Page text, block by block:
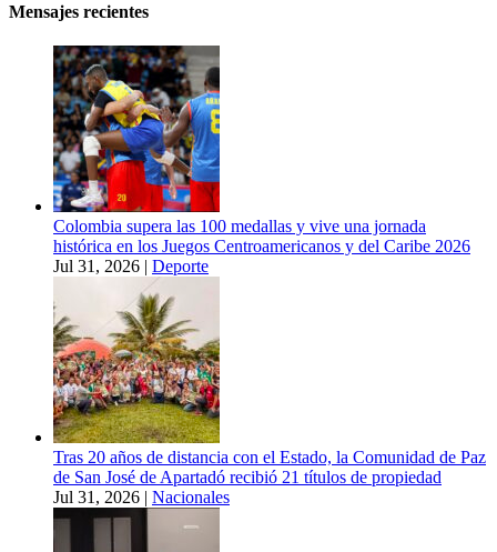
Mensajes recientes
Colombia supera las 100 medallas y vive una jornada
histórica en los Juegos Centroamericanos y del Caribe 2026
Jul 31, 2026 | Deporte
Tras 20 años de distancia con el Estado, la Comunidad de Paz
de San José de Apartadó recibió 21 títulos de propiedad
Jul 31, 2026 | Nacionales